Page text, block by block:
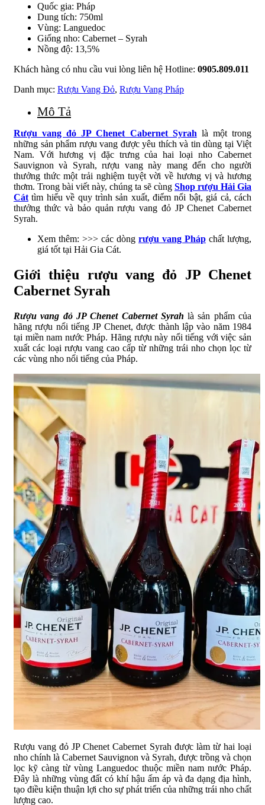
Quốc gia: Pháp
Dung tích: 750ml
Vùng: Languedoc
Giống nho: Cabernet – Syrah
Nồng độ: 13,5%
Khách hàng có nhu cầu vui lòng liên hệ Hotline: 0905.809.011
Danh mục: Rượu Vang Đỏ, Rượu Vang Pháp
Mô Tả
Rượu vang đỏ JP Chenet Cabernet Syrah là một trong
những sản phẩm rượu vang được yêu thích và tin dùng tại Việt
Nam. Với hương vị đặc trưng của hai loại nho Cabernet
Sauvignon và Syrah, rượu vang này mang đến cho người
thưởng thức một trải nghiệm tuyệt vời về hương vị và hương
thơm. Trong bài viết này, chúng ta sẽ cùng Shop rượu Hải Gia
Cát tìm hiểu về quy trình sản xuất, điểm nổi bật, giá cả, cách
thưởng thức và bảo quản rượu vang đỏ JP Chenet Cabernet
Syrah.
Xem thêm: >>> các dòng rượu vang Pháp chất lượng,
giá tốt tại Hải Gia Cát.
Giới thiệu rượu vang đỏ JP Chenet
Cabernet Syrah
Rượu vang đỏ JP Chenet Cabernet Syrah là sản phẩm của
hãng rượu nổi tiếng JP Chenet, được thành lập vào năm 1984
tại miền nam nước Pháp. Hãng rượu này nổi tiếng với việc sản
xuất các loại rượu vang cao cấp từ những trái nho chọn lọc từ
các vùng nho nổi tiếng của Pháp.
Rượu vang đỏ JP Chenet Cabernet Syrah được làm từ hai loại
nho chính là Cabernet Sauvignon và Syrah, được trồng và chọn
lọc kỹ càng từ vùng Languedoc thuộc miền nam nước Pháp.
Đây là những vùng đất có khí hậu ấm áp và đa dạng địa hình,
tạo điều kiện thuận lợi cho sự phát triển của những trái nho chất
lượng cao.